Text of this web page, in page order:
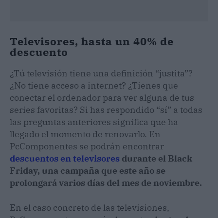
Televisores, hasta un 40% de
descuento
¿Tú televisión tiene una definición “justita”?
¿No tiene acceso a internet? ¿Tienes que
conectar el ordenador para ver alguna de tus
series favoritas? Si has respondido “sí” a todas
las preguntas anteriores significa que ha
llegado el momento de renovarlo. En
PcComponentes se podrán encontrar
descuentos en televisores durante el Black
Friday, una campaña que este año se
prolongará varios días del mes de noviembre.
En el caso concreto de las televisiones,